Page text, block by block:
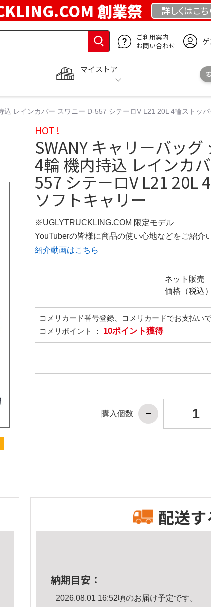
創業祭 詳しくはこ
ご利用案内
お問い合わせ
マイストア
込 レインカバー スワニー D-557 シテーロV L21 20L 4輪ストッ
HOT !
SWANY キャリーバッ
4輪 機内持込 レインカ
557 シテーロV L21 20L
ソフトキャリー
※UGLYTRUCKLING.COM 限定モデル
YouTuberの皆様に商品の使い心地などをご紹介
紹介動画はこちら
ネット販売
価格（税込）
コメリカード番号登録、コメリカードでお支払い
コメリポイント ： 10ポイント獲得
購入個数
配送す
納期目安：
2026.08.01 16:52頃のお届け予定です。